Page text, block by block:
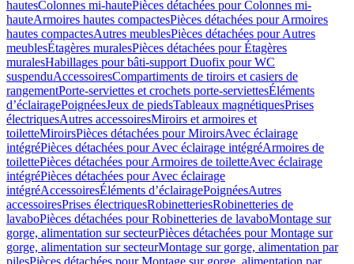
hautesColonnes mi-hautePièces détachées pour Colonnes mi-
hauteArmoires hautes compactesPièces détachées pour Armoires
hautes compactesAutres meublesPièces détachées pour Autres
meublesÉtagères muralesPièces détachées pour Étagères
muralesHabillages pour bâti-support Duofix pour WC
suspenduAccessoiresCompartiments de tiroirs et casiers de
rangementPorte-serviettes et crochets porte-serviettesÉléments
d’éclairagePoignéesJeux de piedsTableaux magnétiquesPrises
électriquesAutres accessoiresMiroirs et armoires et
toiletteMiroirsPièces détachées pour MiroirsAvec éclairage
intégréPièces détachées pour Avec éclairage intégréArmoires de
toilettePièces détachées pour Armoires de toiletteAvec éclairage
intégréPièces détachées pour Avec éclairage
intégréAccessoiresÉléments d’éclairagePoignéesAutres
accessoiresPrises électriquesRobinetteriesRobinetteries de
lavaboPièces détachées pour Robinetteries de lavaboMontage sur
gorge, alimentation sur secteurPièces détachées pour Montage sur
gorge, alimentation sur secteurMontage sur gorge, alimentation par
pilesPièces détachées pour Montage sur gorge, alimentation par